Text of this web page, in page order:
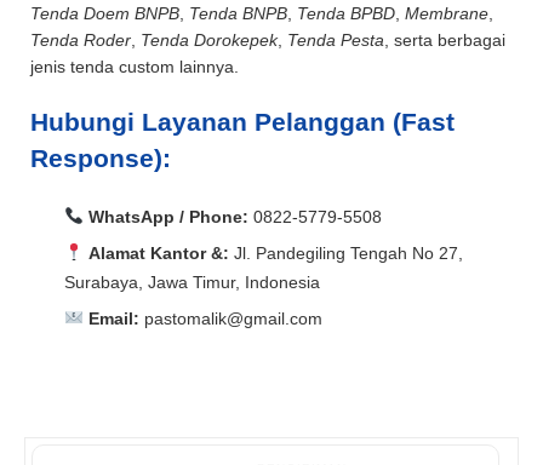
Tenda Doem BNPB Tenda BNPB Tenda BPBD Membrane
Tenda Roder Tenda Dorokepek, Tenda Pesta , serta berbagai
jenis tenda custom lainnya.
Hubungi Layanan Pelanggan (Fast
Response):
WhatsApp / Phone: 0822-5779-5508
Alamat Kantor &: Jl. Pandegiling Tengah No 27,
Surabaya, Jawa Timur, Indonesia
Email: pastomalik@gmail.com